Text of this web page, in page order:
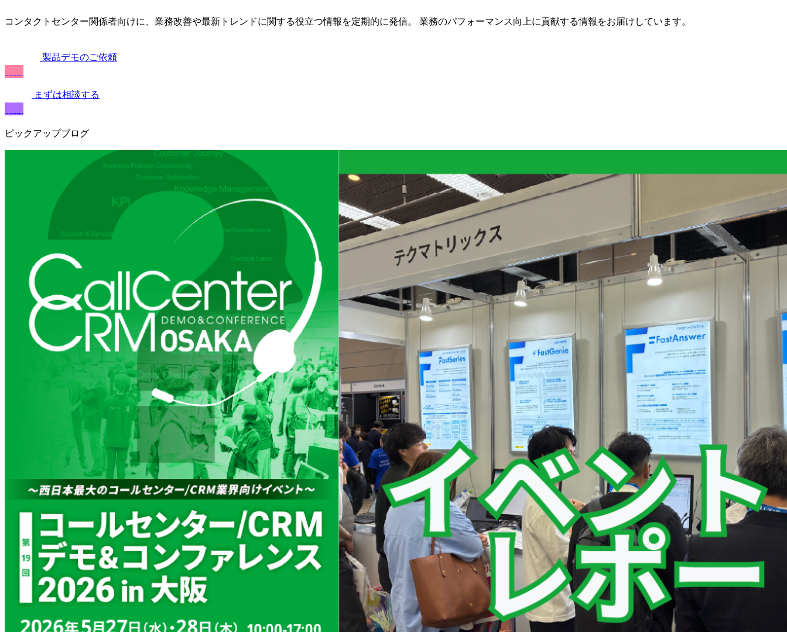
コンタクトセンター関係者向けに、業務改善や最新トレンドに関する役立つ情報を定期的に発信。 業務のパフォーマンス向上に貢献する情報をお届けしています。
製品デモのご依頼
まずは相談する
ピックアップブログ